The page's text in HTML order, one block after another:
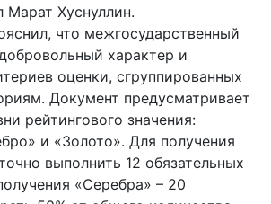
Марат Хуснуллин.
что межгосударственный
характер и
оценки, сгруппированных
Документ предусматривает
рейтингового значения:
и «Золото». Для получения
выполнить 12 обязательных
«Серебра» – 20